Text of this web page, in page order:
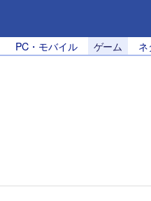
PC・モバイル ゲーム